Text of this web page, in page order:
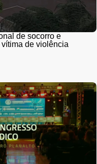
de socorro e
de violência